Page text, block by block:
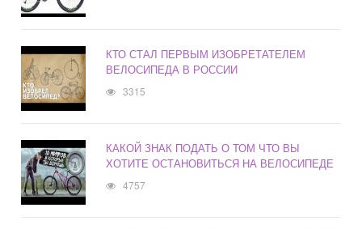
КТО СТАЛ ПЕРВЫМ ИЗОБРЕТАТЕЛЕМ
ВЕЛОСИПЕДА В РОССИИ
3315
КАКОЙ ЗНАК ПОДАТЬ О ТОМ ЧТО ВЫ
ХОТИТЕ ОСТАНОВИТЬСЯ НА ВЕЛОСИПЕДЕ
4757